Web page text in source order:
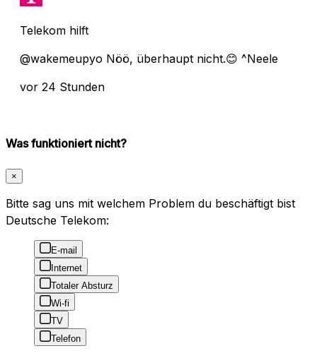
Telekom hilft
@wakemeupyo Nöö, überhaupt nicht.😊 ^Neele
vor 24 Stunden
Was funktioniert nicht?
×
Bitte sag uns mit welchem Problem du beschäftigt bist
Deutsche Telekom:
E-mail
Internet
Totaler Absturz
Wi-fi
TV
Telefon